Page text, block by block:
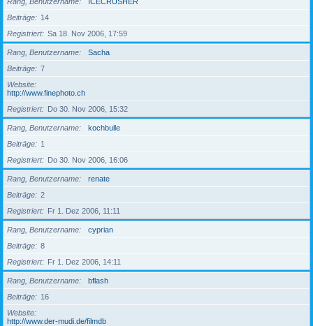
Beiträge
14
Registriert
Sa 18. Nov 2006, 17:59
Rang, Benutzername
Sacha
Beiträge
7
Website
http://www.finephoto.ch
Registriert
Do 30. Nov 2006, 15:32
Rang, Benutzername
kochbulle
Beiträge
1
Registriert
Do 30. Nov 2006, 16:06
Rang, Benutzername
renate
Beiträge
2
Registriert
Fr 1. Dez 2006, 11:11
Rang, Benutzername
cyprian
Beiträge
8
Registriert
Fr 1. Dez 2006, 14:11
Rang, Benutzername
bflash
Beiträge
16
Website
http://www.der-mudi.de/filmdb